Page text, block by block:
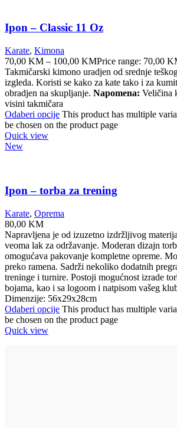
Ipon – Classic 11 Oz
Karate, Kimona
70,00 KM – 100,00 KMPrice range: 70,00
Takmičarski kimono uradjen od srednje
izgleda. Koristi se kako za kate tako i za
obradjen na skupljanje. Napomena: Veličina
visini takmičara
Odaberi opcije This product has multiple
be chosen on the product page
Quick view
New
Ipon – torba za trening
Karate, Oprema
80,00 KM
Napravljena je od izuzetno izdržljivog
veoma lak za održavanje. Moderan dizajn
omogućava pakovanje kompletne opreme.
preko ramena. Sadrži nekoliko dodatnih
treninge i turnire. Postoji mogućnost izrade
bojama, kao i sa logoom i natpisom vašeg
Dimenzije: 56x29x28cm
Odaberi opcije This product has multiple
be chosen on the product page
Quick view